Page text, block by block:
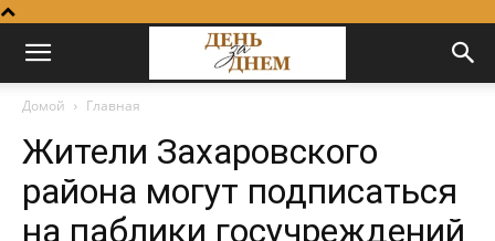
Домой Главная
Жители Захаровского
района могут подписаться
на паблики госучреждений